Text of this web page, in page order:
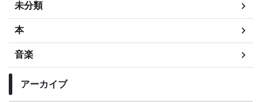
未分類
本
音楽
アーカイブ